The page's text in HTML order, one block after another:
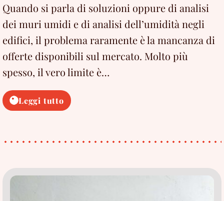
Quando si parla di soluzioni oppure di analisi
dei muri umidi e di analisi dell’umidità negli
edifici, il problema raramente è la mancanza di
offerte disponibili sul mercato. Molto più
spesso, il vero limite è…
Leggi tuttoAnalisi
dei
cosa